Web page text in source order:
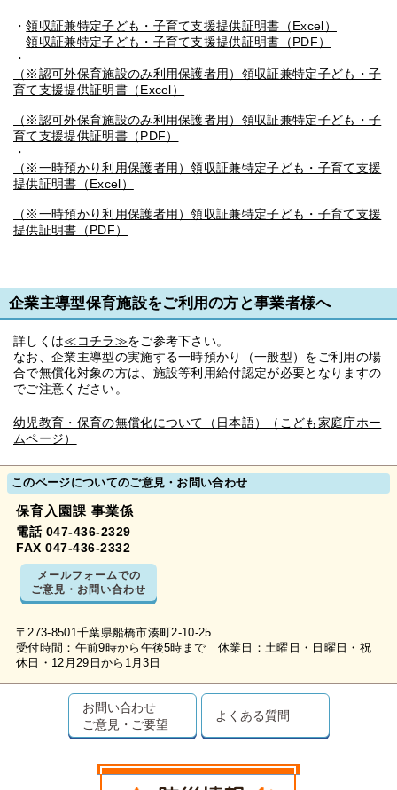
・領収証兼特定子ども・子育て支援提供証明書（Excel）
領収証兼特定子ども・子育て支援提供証明書（PDF）
・
（※認可外保育施設のみ利用保護者用）領収証兼特定子ども・子
育て支援提供証明書（Excel）
（※認可外保育施設のみ利用保護者用）領収証兼特定子ども・子
育て支援提供証明書（PDF）
・
（※一時預かり利用保護者用）領収証兼特定子ども・子育て支援
提供証明書（Excel）
（※一時預かり利用保護者用）領収証兼特定子ども・子育て支援
提供証明書（PDF）
企業主導型保育施設をご利用の方と事業者様へ
詳しくは≪コチラ≫をご参考下さい。
なお、企業主導型の実施する一時預かり（一般型）をご利用の場
合で無償化対象の方は、施設等利用給付認定が必要となりますの
でご注意ください。
幼児教育・保育の無償化について（日本語）（こども家庭庁ホー
ムページ）
このページについてのご意見・お問い合わせ
保育入園課 事業係
電話 047-436-2329
FAX 047-436-2332
メールフォームでの
ご意見・お問い合わせ
〒273-8501千葉県船橋市湊町2-10-25
受付時間：午前9時から午後5時まで 休業日：土曜日・日曜日・祝
休日・12月29日から1月3日
お問い合わせ
ご意見・ご要望
よくある質問